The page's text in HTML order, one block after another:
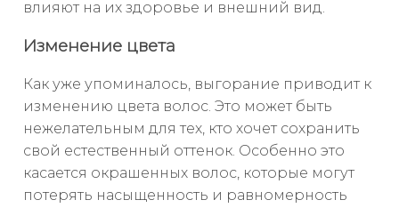
влияют на их здоровье и внешний вид.
Изменение цвета
Как уже упоминалось, выгорание приводит к
изменению цвета волос. Это может быть
нежелательным для тех, кто хочет сохранить
свой естественный оттенок. Особенно это
касается окрашенных волос, которые могут
потерять насыщенность и равномерность